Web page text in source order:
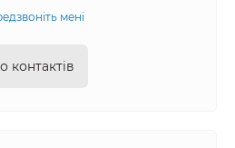
мені
контактів